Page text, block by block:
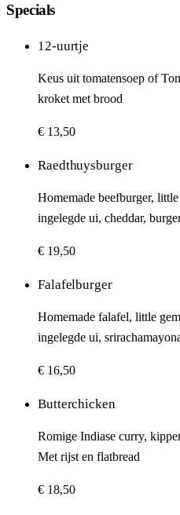
Specials
12-uurtje
Keus uit tomatensoep of
kroket met brood
€ 13,50
Raedthuysburger
Homemade beefburger,
ingelegde ui, cheddar,
€ 19,50
Falafelburger
Homemade falafel, little
ingelegde ui,
€ 16,50
Butterchicken
Romige Indiase curry,
Met rijst en flatbread
€ 18,50